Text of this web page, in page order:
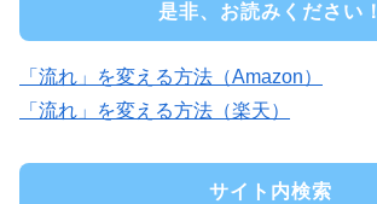
是非、お読みください！
「流れ」を変える方法（Amazon）
「流れ」を変える方法（楽天）
サイト内検索